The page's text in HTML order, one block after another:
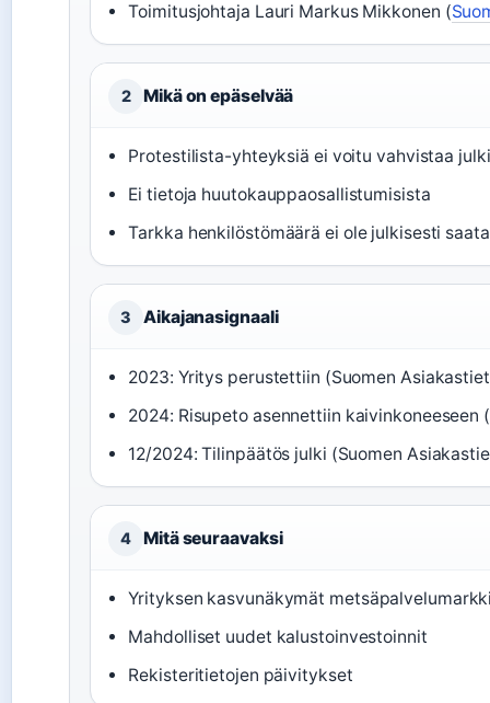
Toimitusjohtaja Lauri Markus Mikkonen (
2 Mikä on epäselvää
Protestilista-yhteyksiä ei voitu vahvistaa
Ei tietoja huutokauppaosallistumisista
Tarkka henkilöstömäärä ei ole julkisesti
3 Aikajanasignaali
2023: Yritys perustettiin (Suomen
2024: Risupeto asennettiin kaivinkoneeseen (
12/2024: Tilinpäätös julki (Suomen
4 Mitä seuraavaksi
Yrityksen kasvunäkymät
Mahdolliset uudet kalustoinvestoinnit
Rekisteritietojen päivitykset